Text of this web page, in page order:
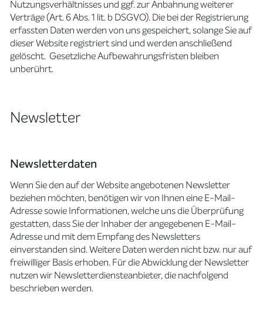
Nutzungsverhältnisses und ggf. zur Anbahnung weiterer
Verträge (Art. 6 Abs. 1 lit. b DSGVO). Die bei der Registrierung
erfassten Daten werden von uns gespeichert, solange Sie auf
dieser Website registriert sind und werden anschließend
gelöscht. Gesetzliche Aufbewahrungsfristen bleiben
unberührt.
Newsletter
Newsletterdaten
Wenn Sie den auf der Website angebotenen Newsletter
beziehen möchten, benötigen wir von Ihnen eine E-Mail-
Adresse sowie Informationen, welche uns die Überprüfung
gestatten, dass Sie der Inhaber der angegebenen E-Mail-
Adresse und mit dem Empfang des Newsletters
einverstanden sind. Weitere Daten werden nicht bzw. nur auf
freiwilliger Basis erhoben. Für die Abwicklung der Newsletter
nutzen wir Newsletterdiensteanbieter, die nachfolgend
beschrieben werden.